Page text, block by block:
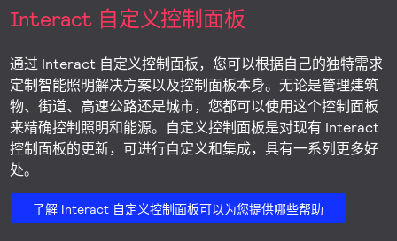
Interact 自定义控制面板
通过 Interact 自定义控制面板，您可以根据自己的独特需求
定制智能照明解决方案以及控制面板本身。无论是管理建筑
物、街道、高速公路还是城市，您都可以使用这个控制面板
来精确控制照明和能源。自定义控制面板是对现有 Interact
控制面板的更新，可进行自定义和集成，具有一系列更多好
处。
了解 Interact 自定义控制面板可以为您提供哪些帮助